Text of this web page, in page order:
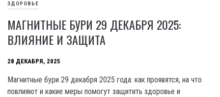
ЗДОРОВЬЕ
МАГНИТНЫЕ БУРИ 29 ДЕКАБРЯ 2025:
ВЛИЯНИЕ И ЗАЩИТА
28 ДЕКАБРЯ, 2025
Магнитные бури 29 декабря 2025 года: как проявятся, на что
повлияют и какие меры помогут защитить здоровье и